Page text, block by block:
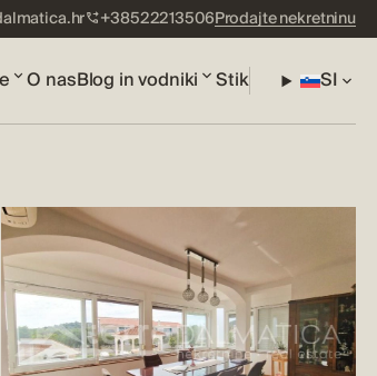
+38522213506Prodajte nekretninu
O nasBlog in vodniki Stik SI